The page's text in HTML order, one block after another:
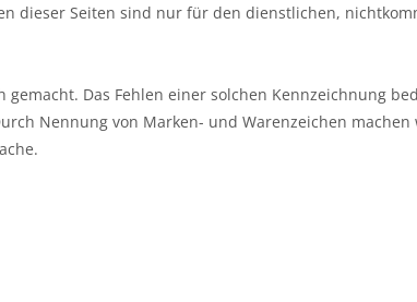
dieser Seiten sind nur für den dienstlichen,
Das Fehlen einer solchen Kennzeichnung
Nennung von Marken- und Warenzeichen